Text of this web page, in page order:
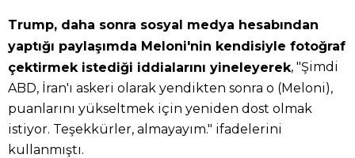
Trump, daha sonra sosyal medya hesabından
yaptığı paylaşımda Meloni'nin kendisiyle fotoğraf
çektirmek istediği iddialarını yineleyerek, "Şimdi
ABD, İran'ı askeri olarak yendikten sonra o (Meloni),
puanlarını yükseltmek için yeniden dost olmak
istiyor. Teşekkürler, almayayım." ifadelerini
kullanmıştı.